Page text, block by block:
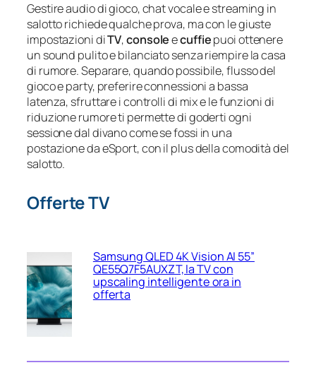
Gestire audio di gioco, chat vocale e streaming in
salotto richiede qualche prova, ma con le giuste
impostazioni diTV,consoleecuffiepuoi ottenere
un sound pulito e bilanciato senza riempire la casa
di rumore. Separare, quando possibile, flusso del
gioco e party, preferire connessioni a bassa
latenza, sfruttare i controlli di mix e le funzioni di
riduzione rumore ti permette di goderti ogni
sessione dal divano come se fossi in una
postazione da eSport, con il plus della comodità del
salotto.
Offerte TV
Samsung QLED 4K Vision AI 55”
QE55Q7F5AUXZT, la TV con
upscaling intelligente ora in
offerta